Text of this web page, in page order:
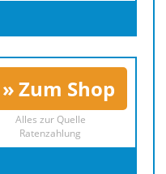
Zum Shop
Alles zur Quelle
Ratenzahlung